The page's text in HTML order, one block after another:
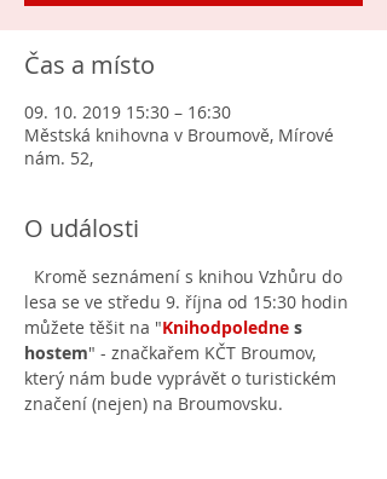
Čas a místo
09. 10. 2019 15:30 – 16:30
Městská knihovna v Broumově, Mírové
nám. 52,
O události
Kromě seznámení s knihou Vzhůru do
lesa se ve středu 9. října od 15:30 hodin
můžete těšit na "Knihodpoledne s
hostem" - značkařem KČT Broumov,
který nám bude vyprávět o turistickém
značení (nejen) na Broumovsku.